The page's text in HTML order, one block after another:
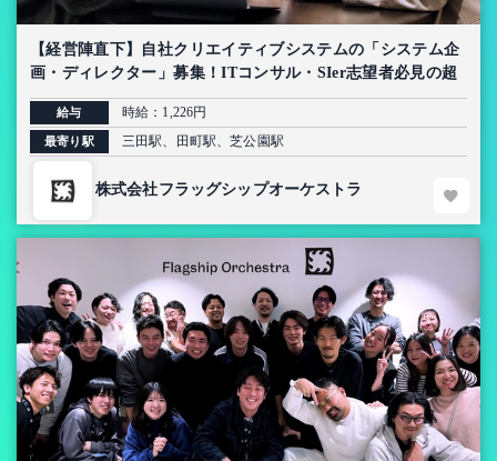
【経営陣直下】自社クリエイティブシステムの「システム企
画・ディレクター」募集！ITコンサル・SIer志望者必見の超
上流インターン【AI導入プロジェクト】
給与 時給：1,226円
最寄り駅 三田駅、田町駅、芝公園駅
株式会社フラッグシップオーケストラ